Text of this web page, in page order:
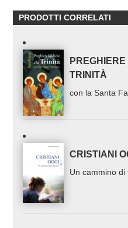
PRODOTTI CORRELATI
TRINITÀ
con la Santa
CRISTIANI
Un cammino di